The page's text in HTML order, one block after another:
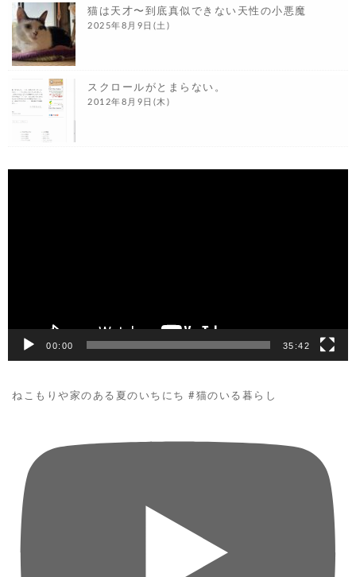
猫は天才〜到底真似できない天性の小悪魔
2025年8月9日(土)
スクロールがとまらない。
2012年8月9日(木)
00:00 35:42
ねこもりや家のある夏のいちにち #猫のいる暮らし